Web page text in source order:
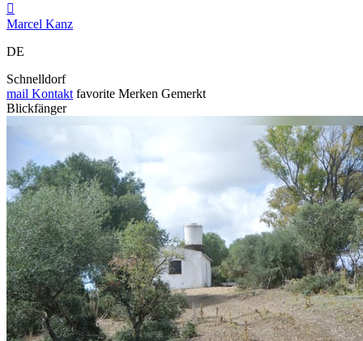

Marcel Kanz
DE
Schnelldorf
mail Kontakt favorite Merken Gemerkt
Blickfänger